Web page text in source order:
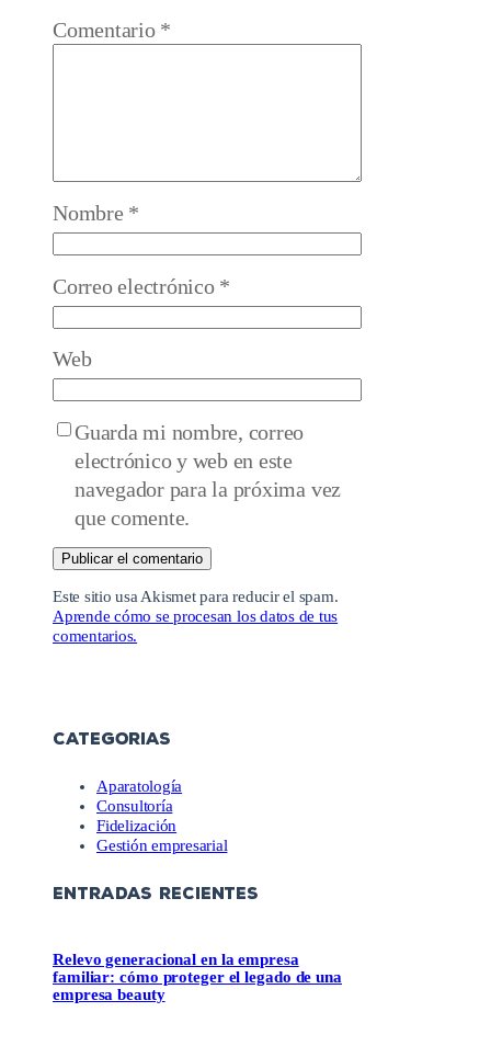
Comentario *
Nombre *
Correo electrónico *
Web
Guarda mi nombre, correo
electrónico y web en este
navegador para la próxima vez
que comente.
Este sitio usa Akismet para reducir el spam.
Aprende cómo se procesan los datos de tus
comentarios.
CATEGORIAS
Aparatología
Consultoría
Fidelización
Gestión empresarial
ENTRADAS RECIENTES
Relevo generacional en la empresa
familiar: cómo proteger el legado de una
empresa beauty